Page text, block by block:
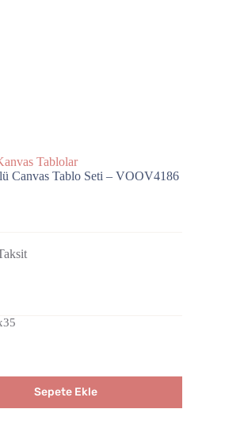
Tablolar
Canvas Tablo Seti – VOOV4186
Sepete Ekle